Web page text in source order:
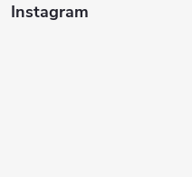
Instagram